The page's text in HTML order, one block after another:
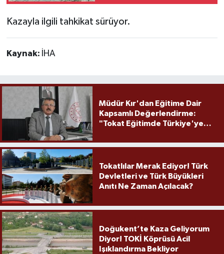
Kazayla ilgili tahkikat sürüyor.
Kaynak: İHA
Müdür Kır'dan Eğitime Dair
Kapsamlı Değerlendirme:
"Tokat Eğitimde Türkiye'ye
Tokatlılar Merak Ediyor! Türk
Devletleri ve Türk Büyükleri
Anıtı Ne Zaman Açılacak?
Doğukent’te Kaza Geliyorum
Diyor! TOKİ Köprüsü Acil
Işıklandırma Bekliyor